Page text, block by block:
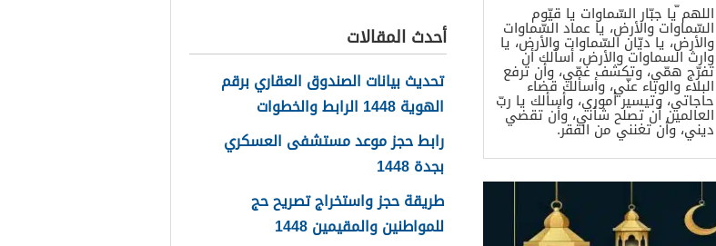
اللهم ّيا جبّار السّماوات يا قيّوم
السّماوات والأرض، يا عماد السّماوات
والأرض، يا ديّان السّماوات والأرض، يا
وارث السماوات والأرض، أسألك أن
تفرّج همّي، وتكشف غمّي، وأن ترفع
البلاء والوباء عنّي، وأسألك قضاء
حاجاتي، وتيسير أموري، وأسألك يا ربّ
العالمين أن تصلح شأني، وأن تقضي
ديني، وأن تغنني من الفقر.
أحدث المقالات
تحديث بيانات الصندوق العقاري برقم
الهوية 1448 الرابط والخطوات
رابط حجز موعد مستشفى العسكري
بجدة 1448
طريقة حجز واستخراج تصريح حج
للمواطنين والمقيمين 1448